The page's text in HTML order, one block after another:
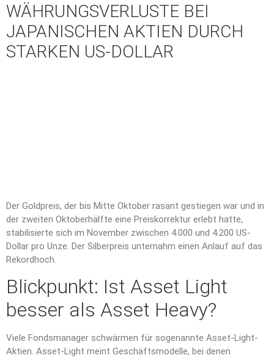
WÄHRUNGSVERLUSTE BEI
JAPANISCHEN AKTIEN DURCH
STARKEN US-DOLLAR
Der Goldpreis, der bis Mitte Oktober rasant gestiegen war und in
der zweiten Oktoberhälfte eine Preiskorrektur erlebt hatte,
stabilisierte sich im November zwischen 4.000 und 4.200 US-
Dollar pro Unze. Der Silberpreis unternahm einen Anlauf auf das
Rekordhoch.
Blickpunkt: Ist Asset Light
besser als Asset Heavy?
Viele Fondsmanager schwärmen für sogenannte Asset-Light-
Aktien. Asset-Light meint Geschäftsmodelle, bei denen